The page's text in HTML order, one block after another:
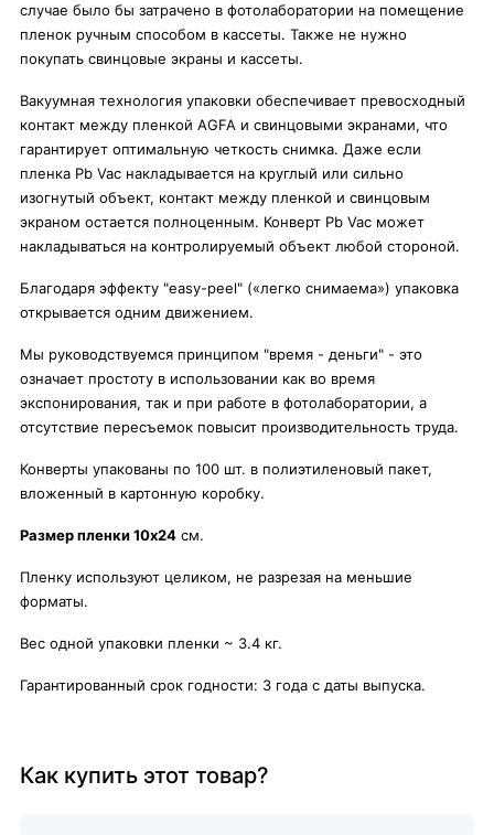
случае было бы затрачено в фотолаборатории на помещение
пленок ручным способом в кассеты. Также не нужно
покупать свинцовые экраны и кассеты.
Вакуумная технология упаковки обеспечивает превосходный
контакт между пленкой AGFA и свинцовыми экранами, что
гарантирует оптимальную четкость снимка. Даже если
пленка Pb Vac накладывается на круглый или сильно
изогнутый объект, контакт между пленкой и свинцовым
экраном остается полноценным. Конверт Рb Vac может
накладываться на контролируемый объект любой стороной.
Благодаря эффекту "easy-peel" («легко снимаема») упаковка
открывается одним движением.
Мы руководствуемся принципом "время - деньги" - это
означает простоту в использовании как во время
экспонирования, так и при работе в фотолаборатории, а
отсутствие пересъемок повысит производительность труда.
Конверты упакованы по 100 шт. в полиэтиленовый пакет,
вложенный в картонную коробку.
Размер пленки 10х24 см.
Пленку используют целиком, не разрезая на меньшие
форматы.
Вес одной упаковки пленки ~ 3.4 кг.
Гарантированный срок годности: 3 года с даты выпуска.
Как купить этот товар?